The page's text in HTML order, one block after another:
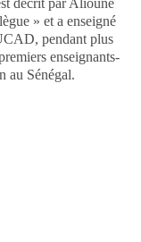
» et a enseigné
pendant plus
enseignants-
au Sénégal.